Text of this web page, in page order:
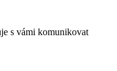
s vámi komunikovat